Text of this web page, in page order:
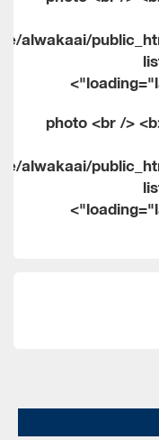
alwakaai/
alwakaai/